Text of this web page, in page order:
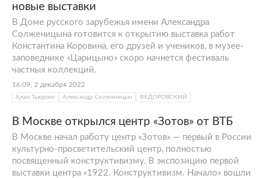
новые выставки
В Доме русского зарубежья имени Александра
Солженицына готовится к открытию выставка работ
Константина Коровина, его друзей и учеников, в музее-
заповеднике «Царицыно» скоро начнется фестиваль
частных коллекций.
16:09, 2 декабря 2022
Алан Тьюринг Александр Солженицын ФЕДОРОВСКИЙ
В Москве открылся центр «Зотов» от ВТБ
В Москве начал работу центр «Зотов» — первый в России
культурно-просветительский центр, полностью
посвященный конструктивизму. В экспозицию первой
выставки центра «1922. Конструктивизм. Начало» вошли